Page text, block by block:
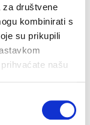
za društvene
kombinirati s
su prikupili
našu
von Gnade
Stadt ist sicherlich